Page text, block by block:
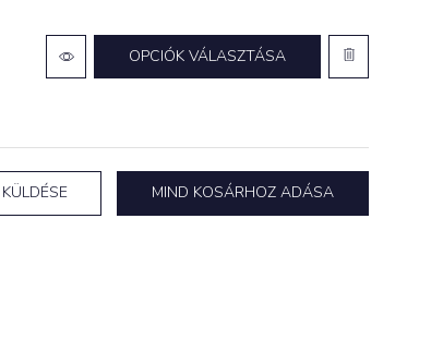
OPCIÓK VÁLASZTÁSA
MIND KOSÁRHOZ ADÁSA